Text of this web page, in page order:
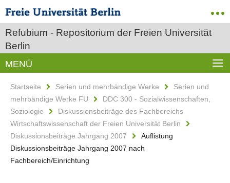
Refubium - Repositorium der Freien Universität
Berlin
MENÜ
Startseite Serien und mehrbändige Werke
Serien und
mehrbändige Werke FU
DDC 300 - Sozialwissenschaften,
Soziologie
Diskussionsbeiträge des Fachbereichs
Wirtschaftswissenschaft der Freien Universität Berlin
Diskussionsbeiträge Jahrgang 2007
Auflistung
Diskussionsbeiträge Jahrgang 2007 nach
Fachbereich/Einrichtung